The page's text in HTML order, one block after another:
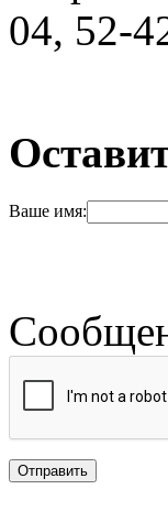
04, 52-
Ваше имя: